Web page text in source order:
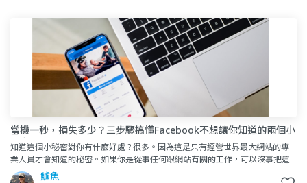
https://www.businessweekly.com.tw/international/blog/
當機一秒，損失多少？三步驟搞懂Facebook不想讓你知道的兩個小
秘密
知道這個小秘密對你有什麼好處 ? 很多。因為這是只有經營世界最大網站的專
業人員才會知道的秘密。如果你是從事任何跟網站有關的工作，可以沒事把這
個小常識拿出來唬唬老闆，也可以在履歷表記上一筆，面試的時候也
鱸魚